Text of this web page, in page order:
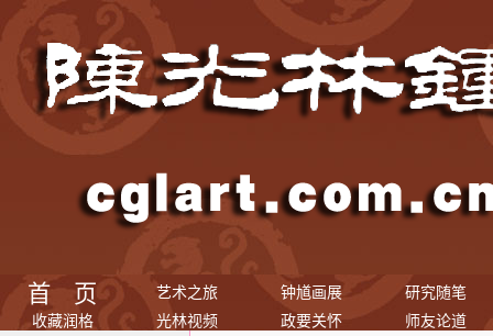
首 页 艺术之旅 钟馗画展
研究随笔
收藏润格
光林视频 政要关怀 师友论道